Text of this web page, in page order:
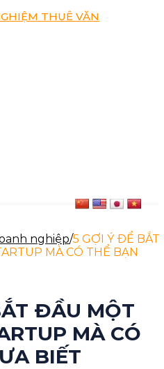
THUÊ VĂN
nghiệp/5 GỢI Ý ĐỂ BẮT
MÀ CÓ THỂ BẠN
ĐẦU MỘT
MÀ CÓ
BIẾT